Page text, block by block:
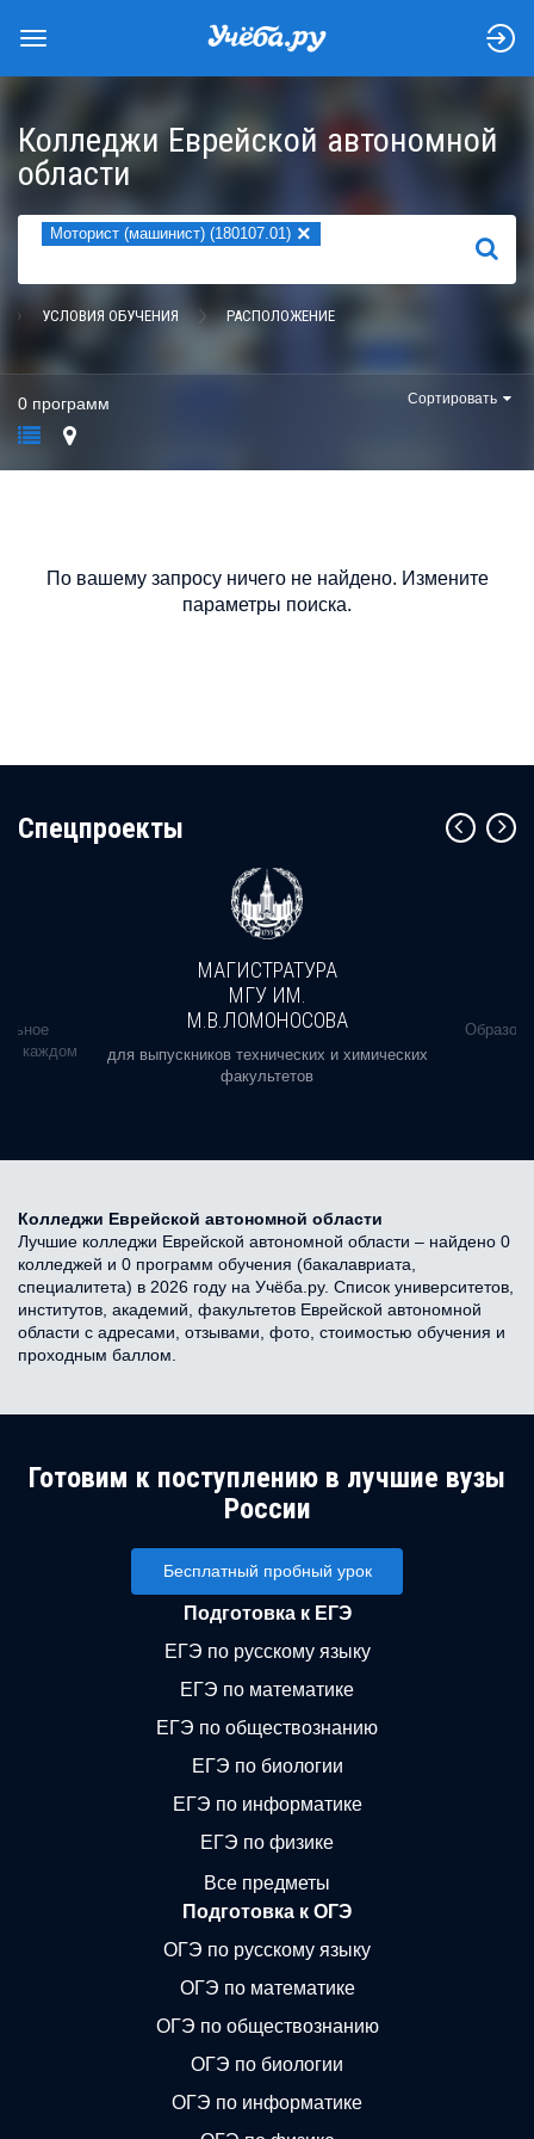
Колледжи Еврейской автономной
области
Моторист (машинист) (180107.01) ×
НАЙТИ
УСЛОВИЯ ОБУЧЕНИЯ РАСПОЛОЖЕНИЕ
0 программ Сортировать
По вашему запросу ничего не найдено. Измените
параметры поиска.
Cпецпроекты
в каждом
МАГИСТРАТУРА
МГУ ИМ.
М.В.ЛОМОНОСОВА
для выпускников технических и химических
факультетов
Колледжи Еврейской автономной области
Лучшие колледжи Еврейской автономной области – найдено 0
колледжей и 0 программ обучения (бакалавриата,
специалитета) в 2026 году на Учёба.ру. Список университетов,
институтов, академий, факультетов Еврейской автономной
области с адресами, отзывами, фото, стоимостью обучения и
проходным баллом.
Готовим к поступлению в лучшие вузы
России
Бесплатный пробный урок
Подготовка к ЕГЭ
ЕГЭ по русскому языку
ЕГЭ по математике
ЕГЭ по обществознанию
ЕГЭ по биологии
ЕГЭ по информатике
ЕГЭ по физике
Все предметы
Подготовка к ОГЭ
ОГЭ по русскому языку
ОГЭ по математике
ОГЭ по обществознанию
ОГЭ по биологии
ОГЭ по информатике